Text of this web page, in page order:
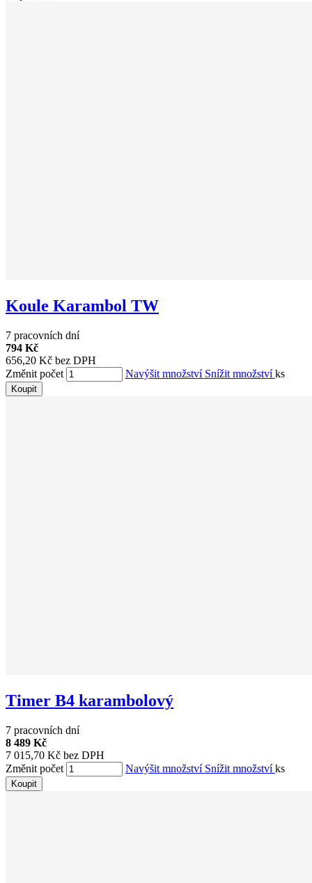
Koule Karambol TW
7 pracovních dní
794 Kč
656,20 Kč bez DPH
Změnit počet
Navýšit množství Snížit množstvíks
Koupit
Timer B4 karambolový
7 pracovních dní
8 489 Kč
7 015,70 Kč bez DPH
Změnit počet
Navýšit množství Snížit množstvíks
Koupit